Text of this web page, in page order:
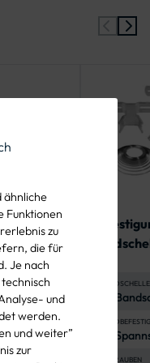
ähnliche
Funktionen
zu
die für
Je nach
und
werden.
und weiter”
zur
von
A2-70
und
und
von zwei
BANDSCHELLE
2x
mm,
2x
SCHRAUBEN